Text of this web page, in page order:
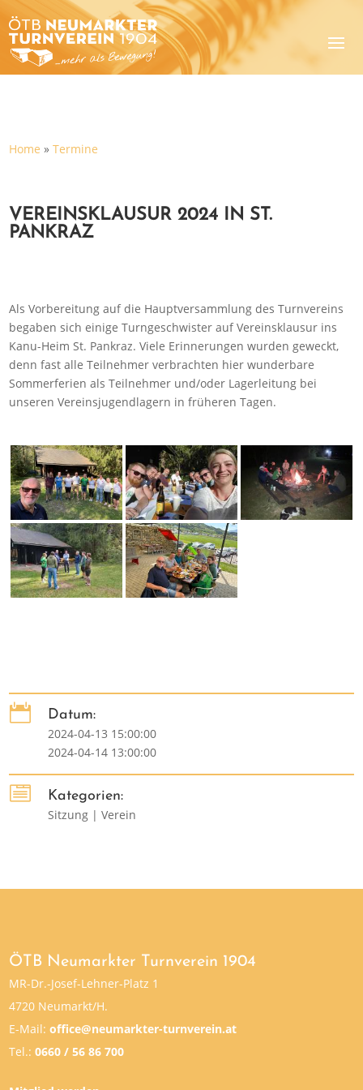
Home »Termine
VEREINSKLAUSUR 2024 IN ST.
PANKRAZ
Als Vorbereitung auf die Hauptversammlung des Turnvereins
begaben sich einige Turngeschwister auf Vereinsklausur ins
Kanu-Heim St. Pankraz. Viele Erinnerungen wurden geweckt,
denn fast alle Teilnehmer verbrachten hier wunderbare
Sommerferien als Teilnehmer und/oder Lagerleitung bei
unseren Vereinsjugendlagern in früheren Tagen.

Datum:
2024-04-13 15:00:00
2024-04-14 13:00:00

Kategorien:
Sitzung | Verein
ÖTB Neumarkter Turnverein 1904
MR-Dr.-Josef-Lehner-Platz 1
4720 Neumarkt/H.
E-Mail:office@neumarkter-turnverein.at
Tel.:0660 / 56 86 700